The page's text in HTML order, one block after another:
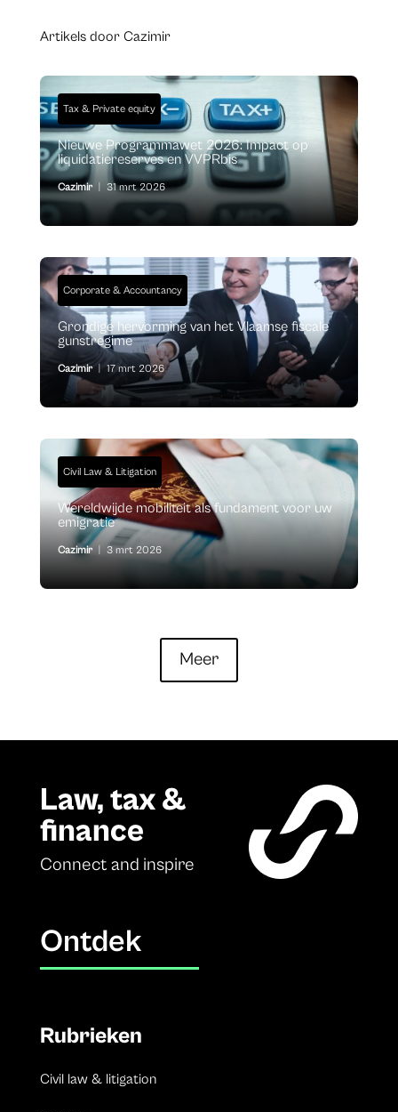
Artikels door Cazimir
Tax & Private equity
Nieuwe Programmawet 2026: Impact op
liquidatiereserves en VVPRbis
Cazimir 31 mrt 2026
Corporate & Accountancy
Grondige hervorming van het Vlaamse fiscale
gunstregime
Cazimir 17 mrt 2026
Civil Law & Litigation
Wereldwijde mobiliteit als fundament voor uw
emigratie
Cazimir 3 mrt 2026
Meer
Law, tax &
finance
Connect and inspire
Ontdek
Rubrieken
Civil law & litigation